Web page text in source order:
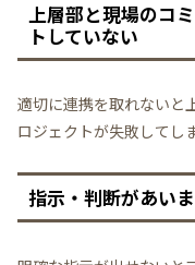
上層部と現場のコ
トしていない
適切に連携を取れないと
ロジェクトが失敗してし
指示・判断があい